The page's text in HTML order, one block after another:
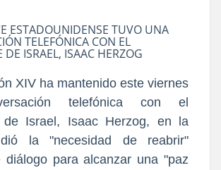
ESTADOUNIDENSE TUVO UNA
TELEFÓNICA CON EL
DE ISRAEL, ISAAC HERZOG
XIV ha mantenido este viernes
telefónica con el
de Israel, Isaac Herzog, en la
la "necesidad de reabrir"
diálogo para alcanzar una "paz